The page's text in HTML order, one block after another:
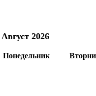
Август 2026
Понедельник